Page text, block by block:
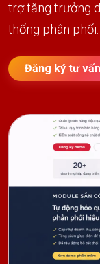
trợ tăng trưởng
thống phân phối.
Đăng ký tư